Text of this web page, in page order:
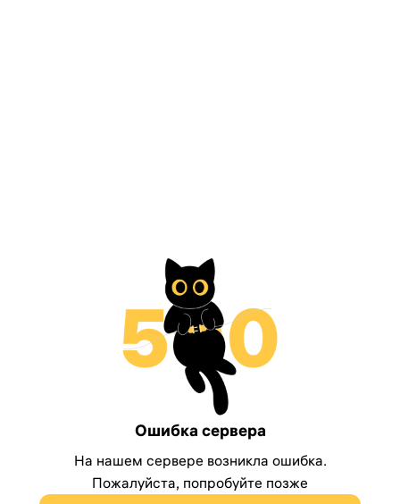
Ошибка сервера
На нашем сервере возникла ошибка.
Пожалуйста, попробуйте позже